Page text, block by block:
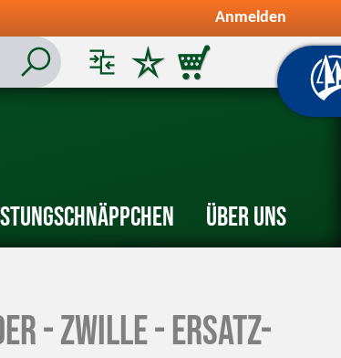
Anmelden
Schnäppchen Über uns
- Zwille - Ersatz-